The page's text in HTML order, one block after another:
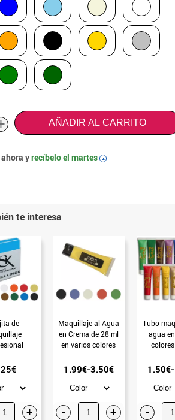
AÑADIR AL CARRITO
yrecíbelo el martes i
te interesa
de
colores.
+
Maquillaje al Agua
en Crema de 28 ml
en varios colores
1.99€-3.50€
- +
Tubo
agua
-